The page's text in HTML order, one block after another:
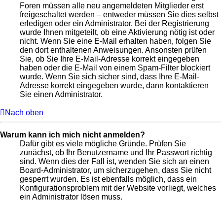
Foren müssen alle neu angemeldeten Mitglieder erst
freigeschaltet werden – entweder müssen Sie dies selbst
erledigen oder ein Administrator. Bei der Registrierung
wurde Ihnen mitgeteilt, ob eine Aktivierung nötig ist oder
nicht. Wenn Sie eine E-Mail erhalten haben, folgen Sie
den dort enthaltenen Anweisungen. Ansonsten prüfen
Sie, ob Sie Ihre E-Mail-Adresse korrekt eingegeben
haben oder die E-Mail von einem Spam-Filter blockiert
wurde. Wenn Sie sich sicher sind, dass Ihre E-Mail-
Adresse korrekt eingegeben wurde, dann kontaktieren
Sie einen Administrator.
Nach oben
Warum kann ich mich nicht anmelden?
Dafür gibt es viele mögliche Gründe. Prüfen Sie
zunächst, ob Ihr Benutzername und Ihr Passwort richtig
sind. Wenn dies der Fall ist, wenden Sie sich an einen
Board-Administrator, um sicherzugehen, dass Sie nicht
gesperrt wurden. Es ist ebenfalls möglich, dass ein
Konfigurationsproblem mit der Website vorliegt, welches
ein Administrator lösen muss.